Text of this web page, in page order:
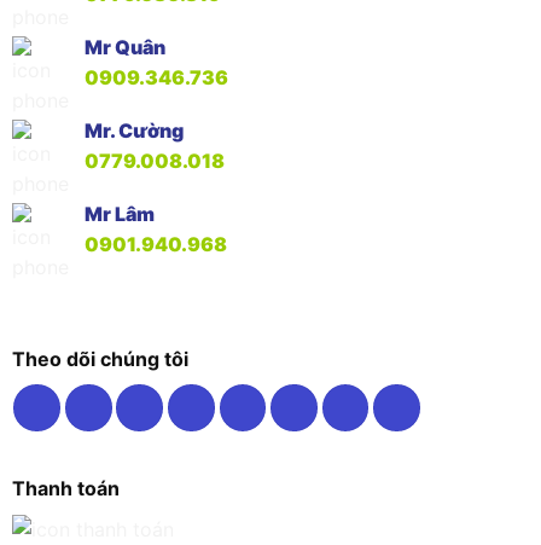
Mr Quân
0909.346.736
Mr. Cường
0779.008.018
Mr Lâm
0901.940.968
Theo dõi chúng tôi
Thanh toán